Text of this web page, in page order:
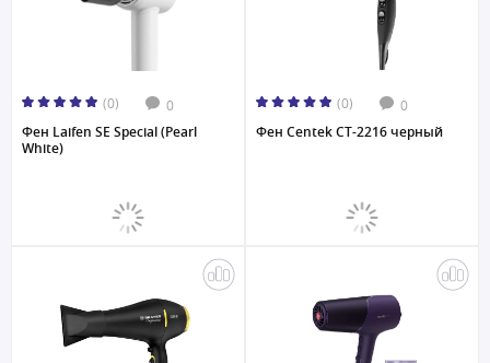
(0) 0
Фен Laifen SE Special (Pearl
White)
(0) 0
Фен Centek CT-2216 черный